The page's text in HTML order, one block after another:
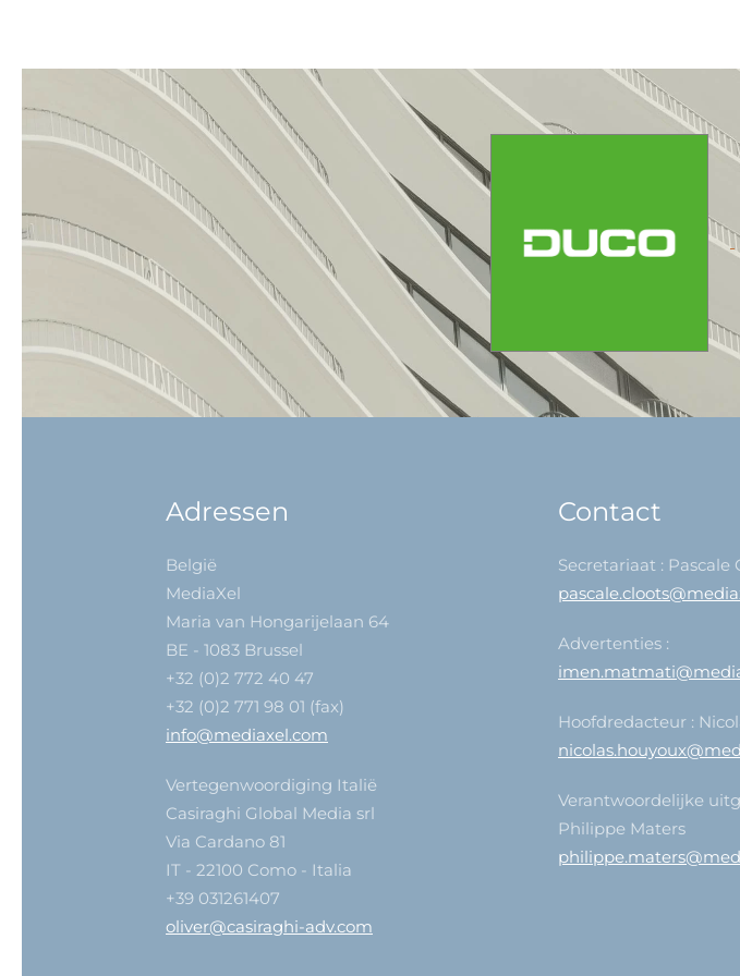
Adressen
België
MediaXel
Maria van Hongarijelaan 64
BE - 1083 Brussel
+32 (0)2 772 40 47
+32 (0)2 771 98 01 (fax)
info@mediaxel.com
Vertegenwoordiging Italië
Casiraghi Global Media srl
Via Cardano 81
IT - 22100 Como - Italia
+39 031261407
oliver@casiraghi-adv.com
Contact
Secretariaat : Pascale
Advertenties :
Hoofdredacteur :
Verantwoordelijke
Philippe Maters